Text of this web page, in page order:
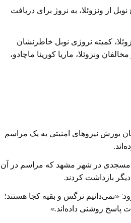
از ونزوئلا، به نروژ برای دریافت
کمیته نروژی نوبل خاطرنشان
ونزوئلا، ماریا کورینا ماچادو،
یورش نیروهای امنیتی به یک مراسم
مسجدی در شهر مشهد که مراسم در آن
بازداشت کردند.
«نمی‌دانیم نرگس و بقیه کجا هستند؛
پاسخ روشنی داده‌اند.»